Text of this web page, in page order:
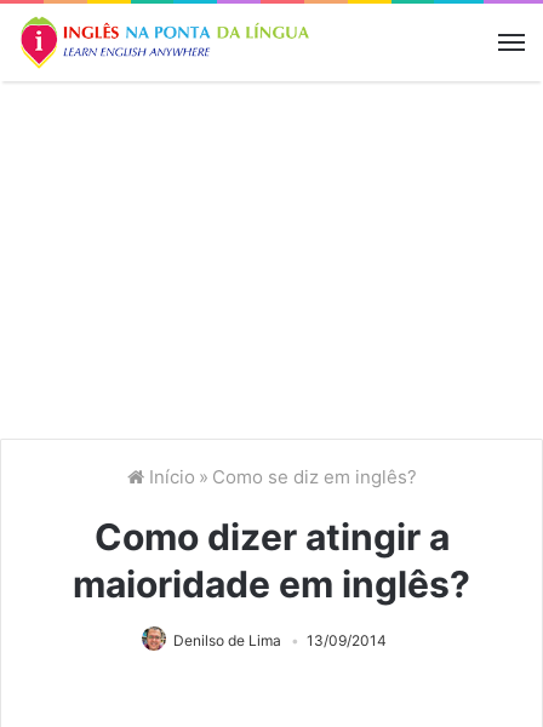
Início » Como se diz em inglês?
Como dizer atingir a
maioridade em inglês?
Denilso de Lima 13/09/2014